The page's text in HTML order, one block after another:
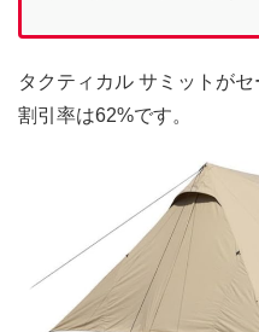
タクティカル サミットが
割引率は62%です。